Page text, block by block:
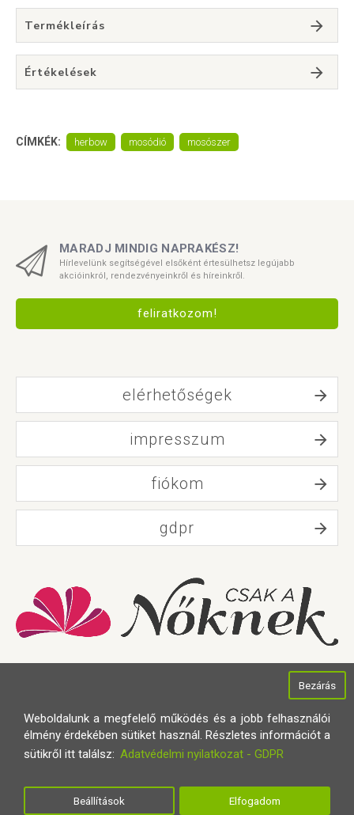
Weboldalunk a megfelelő működés és a jobb felhasználói
élmény érdekében sütiket használ. Részletes információt a
sütikről itt találsz: Adatvédelmi nyilatkozat - GDPR
Bezárás
Beállítások Elfogadom
Termékleírás
Értékelések
CÍMKÉK: herbow mosódió mosószer
MARADJ MINDIG NAPRAKÉSZ!
Hírlevelünk segítségével elsőként értesülhetsz legújabb
akcióinkról, rendezvényeinkről és híreinkről.
feliratkozom!
elérhetőségek
impresszum
fiókom
gdpr
Minden jog fenntartva © 2021